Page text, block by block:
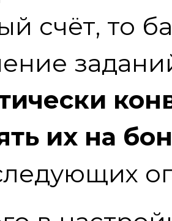
счёт, то
их на